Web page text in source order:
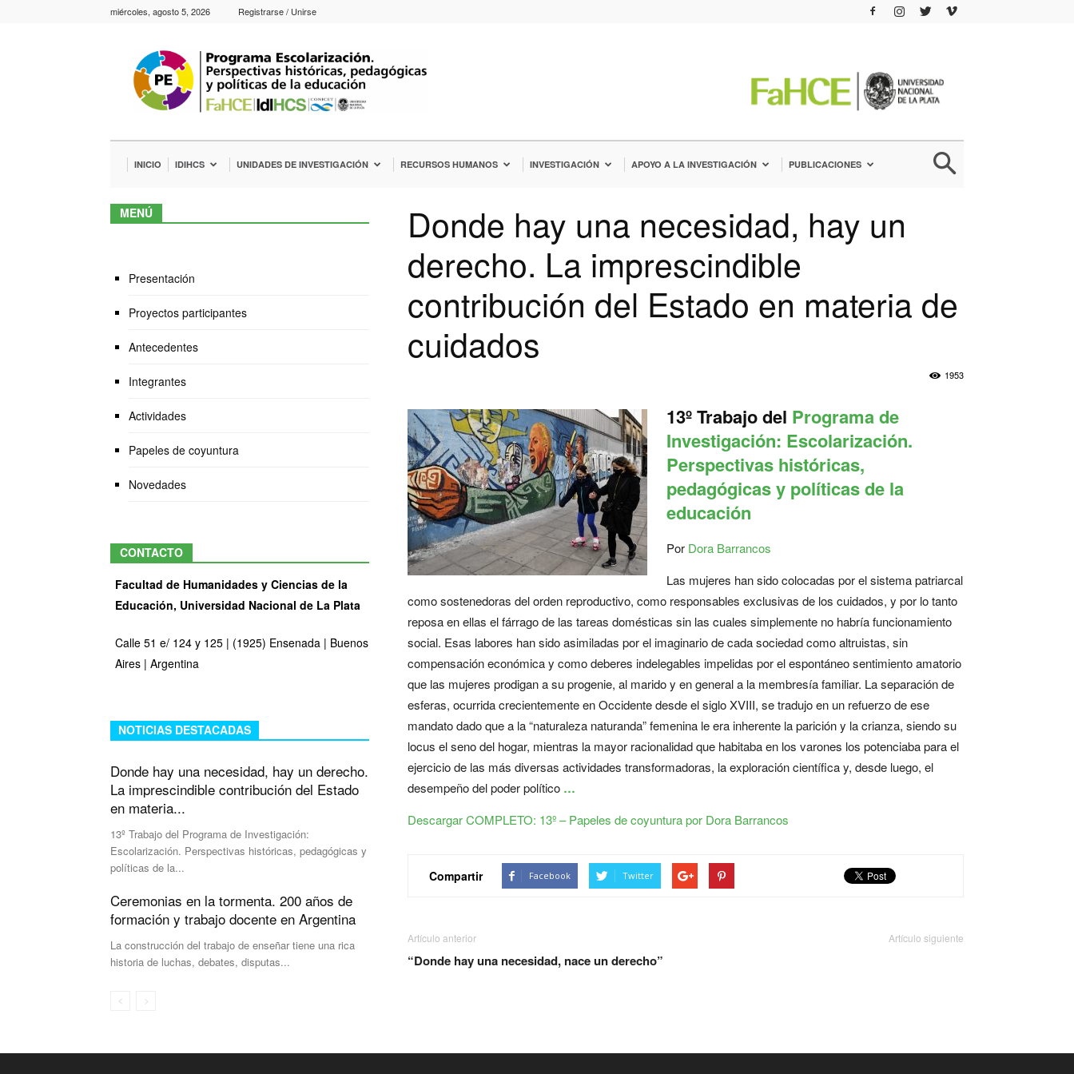
miércoles, agosto 5, 2026 Registrarse / Unirse
Escolarización.
Perspectivas
históricas,
pedagógicas
políticas
la
INICIO IDIHCS UNIDADES DE INVESTIGACIÓN RECURSOS HUMANOS INVESTIGACIÓN APOYO A LA INVESTIGACIÓN PUBLICACIONES
Donde hay una necesidad, hay un
derecho. La imprescindible
contribución del Estado en materia de
cuidados
1953
13º Trabajo del Programa de
Investigación: Escolarización.
Perspectivas históricas,
pedagógicas y políticas de la
educación
Por Dora Barrancos
Las mujeres han sido colocadas por el sistema patriarcal
como sostenedoras del orden reproductivo, como responsables exclusivas de los cuidados, y por lo tanto
reposa en ellas el fárrago de las tareas domésticas sin las cuales simplemente no habría funcionamiento
social. Esas labores han sido asimiladas por el imaginario de cada sociedad como altruistas, sin
compensación económica y como deberes indelegables impelidas por el espontáneo sentimiento amatorio
que las mujeres prodigan a su progenie, al marido y en general a la membresía familiar. La separación de
esferas, ocurrida crecientemente en Occidente desde el siglo XVIII, se tradujo en un refuerzo de ese
mandato dado que a la “naturaleza naturanda” femenina le era inherente la parición y la crianza, siendo su
locus el seno del hogar, mientras la mayor racionalidad que habitaba en los varones los potenciaba para el
ejercicio de las más diversas actividades transformadoras, la exploración científica y, desde luego, el
desempeño del poder político …
Descargar COMPLETO: 13º – Papeles de coyuntura por Dora Barrancos
Compartir Facebook Twitter
Artículo anterior
“Donde hay una necesidad, nace un derecho”
Artículo siguiente
MENÚ
Presentación
Proyectos participantes
Antecedentes
Integrantes
Actividades
Papeles de coyuntura
Novedades
CONTACTO
Facultad de Humanidades y Ciencias de la
Educación, Universidad Nacional de La Plata
Calle 51 e/ 124 y 125 | (1925) Ensenada | Buenos
Aires | Argentina
NOTICIAS DESTACADAS
Donde hay una necesidad, hay un derecho.
La imprescindible contribución del Estado
en materia...
13º Trabajo del Programa de Investigación:
Escolarización. Perspectivas históricas, pedagógicas y
políticas de la...
Ceremonias en la tormenta. 200 años de
formación y trabajo docente en Argentina
La construcción del trabajo de enseñar tiene una rica
historia de luchas, debates, disputas...